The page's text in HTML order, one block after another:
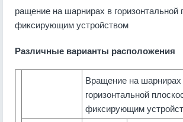
ращение на шарнирах в горизонтальной
фиксирующим устройством
Различные варианты расположения
Вращение на шарнирах
горизонтальной
фиксирующим